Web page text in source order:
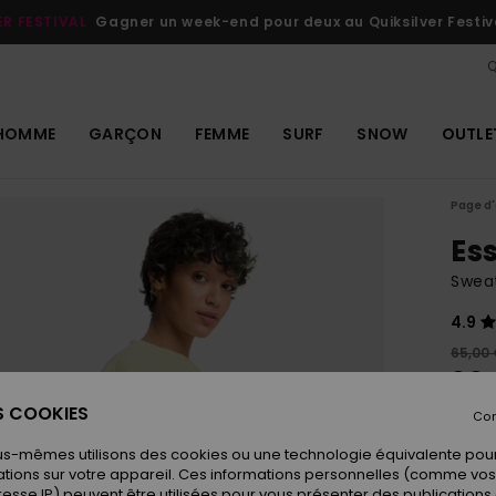
FESTIVAL Gagner un week-end pour deux au Quiksilver
GARÇON FEMME SURF SNOW
Page
4.9
65,00
COOKIES
mêmes utilisons des cookies ou une technologie équivalente
sur votre appareil. Ces informations personnelles (comme